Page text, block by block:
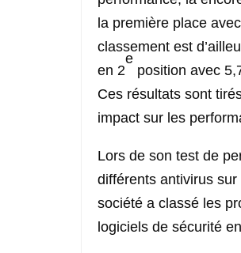
la première place
classement est
en 2
e
position avec
Ces résultats sont
impact sur les
Lors de son test de
différents antivirus
société a classé les
logiciels de sécurité